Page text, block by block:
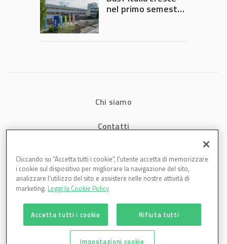
nel primo semestre
Chi siamo
Contatti
Cookies
Cliccando su “Accetta tutti i cookie”, l'utente accetta di memorizzare
i cookie sul dispositivo per migliorare la navigazione del sito,
analizzare l'utilizzo del sito e assistere nelle nostre attività di
marketing. Leggi la Cookie Policy
Accetta tutti i cookie Rifiuta tutti
Impostazioni cookie